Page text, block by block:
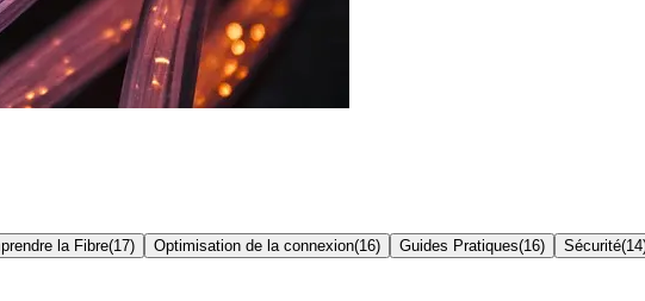
la Fibre(17) Optimisation de la connexion(16) Guides Pratiques(16) Sécurité(14